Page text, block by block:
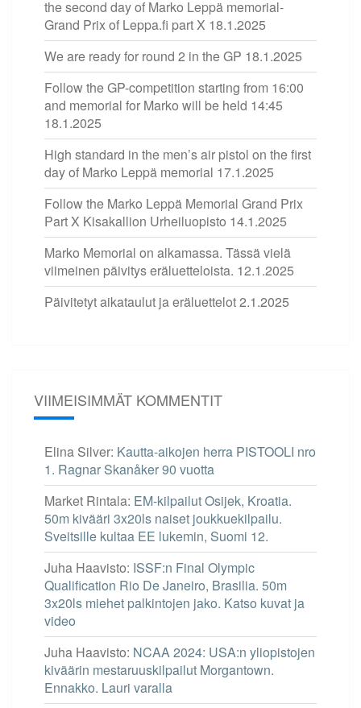
the second day of Marko Leppä memorial-
Grand Prix of Leppa.fi part X 18.1.2025
We are ready for round 2 in the GP 18.1.2025
Follow the GP-competition starting from 16:00
and memorial for Marko will be held 14:45
18.1.2025
High standard in the men’s air pistol on the first
day of Marko Leppä memorial 17.1.2025
Follow the Marko Leppä Memorial Grand Prix
Part X Kisakallion Urheiluopisto 14.1.2025
Marko Memorial on alkamassa. Tässä vielä
viimeinen päivitys eräluetteloista. 12.1.2025
Päivitetyt aikataulut ja eräluettelot2.1.2025
VIIMEISIMMÄT KOMMENTIT
Elina Silver: Kautta-aikojen herra PISTOOLI nro
1. Ragnar Skanåker 90 vuotta
Market Rintala: EM-kilpailut Osijek, Kroatia.
50m kivääri 3x20ls naiset joukkuekilpailu.
Sveitsille kultaa EE lukemin, Suomi 12.
Juha Haavisto: ISSF:n Final Olympic
Qualification Rio De Janeiro, Brasilia. 50m
3x20ls miehet palkintojen jako. Katso kuvat ja
video
Juha Haavisto: NCAA 2024: USA:n yliopistojen
kiväärin mestaruuskilpailut Morgantown.
Ennakko. Lauri varalla